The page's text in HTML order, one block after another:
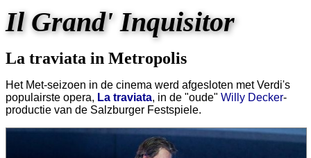
Il Grand' Inquisitor
La traviata in Metropolis
Het Met-seizoen in de cinema werd afgesloten met Verdi's
populairste opera, La traviata, in de "oude" Willy Decker-
productie van de Salzburger Festspiele.